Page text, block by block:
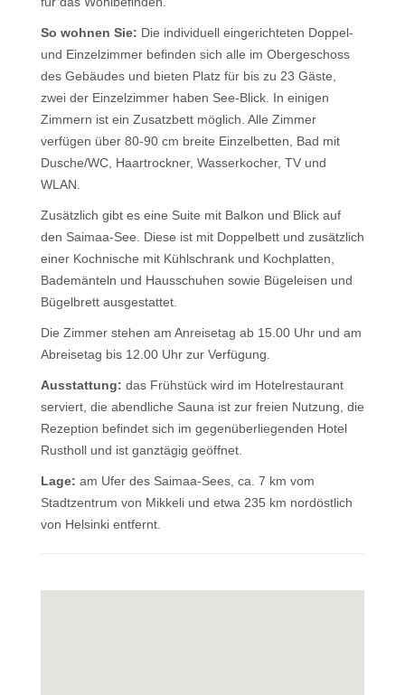
So wohnen Sie: Die individuell eingerichteten Doppel-
und Einzelzimmer befinden sich alle im Obergeschoss
des Gebäudes und bieten Platz für bis zu 23 Gäste,
zwei der Einzelzimmer haben See-Blick. In einigen
Zimmern ist ein Zusatzbett möglich. Alle Zimmer
verfügen über 80-90 cm breite Einzelbetten, Bad mit
Dusche/WC, Haartrockner, Wasserkocher, TV und
WLAN.
Zusätzlich gibt es eine Suite mit Balkon und Blick auf
den Saimaa-See. Diese ist mit Doppelbett und zusätzlich
einer Kochnische mit Kühlschrank und Kochplatten,
Bademänteln und Hausschuhen sowie Bügeleisen und
Bügelbrett ausgestattet.
Die Zimmer stehen am Anreisetag ab 15.00 Uhr und am
Abreisetag bis 12.00 Uhr zur Verfügung.
Ausstattung: das Frühstück wird im Hotelrestaurant
serviert, die abendliche Sauna ist zur freien Nutzung, die
Rezeption befindet sich im gegenüberliegenden Hotel
Rustholl und ist ganztägig geöffnet.
Lage: am Ufer des Saimaa-Sees, ca. 7 km vom
Stadtzentrum von Mikkeli und etwa 235 km nordöstlich
von Helsinki entfernt.